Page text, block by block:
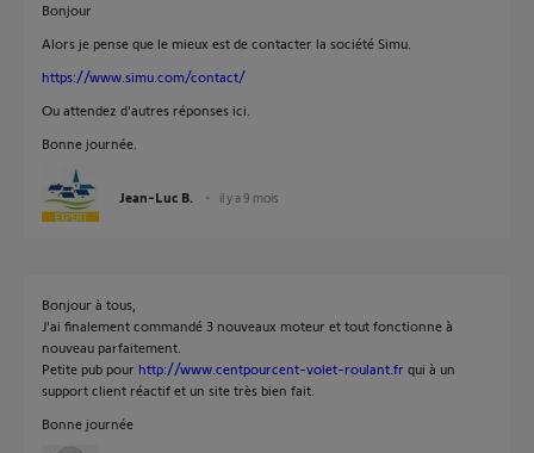
Bonjour
Alors je pense que le mieux est de contacter la société Simu.
https://www.simu.com/contact/
Ou attendez d'autres réponses ici.
Bonne journée.
Jean-Luc B. il y a 9 mois
Bonjour à tous,
J'ai finalement commandé 3 nouveaux moteur et tout fonctionne à
nouveau parfaitement.
Petite pub pour http://www.centpourcent-volet-roulant.fr qui à un
support client réactif et un site très bien fait.
Bonne journée